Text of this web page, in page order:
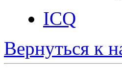
ICQ
Вернуться к